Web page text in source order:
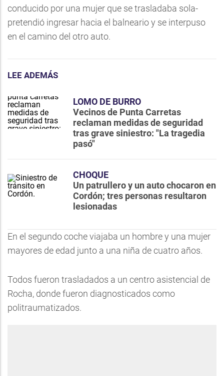
conducido por una mujer que se trasladaba sola-
pretendió ingresar hacia el balneario y se interpuso
en el camino del otro auto.
LEE ADEMÁS
LOMO DE BURRO
Vecinos de Punta Carretas
reclaman medidas de seguridad
tras grave siniestro: "La tragedia
pasó"
CHOQUE
Un patrullero y un auto chocaron en
Cordón; tres personas resultaron
lesionadas
En el segundo coche viajaba un hombre y una mujer
mayores de edad junto a una niña de cuatro años.
Todos fueron trasladados a un centro asistencial de
Rocha, donde fueron diagnosticados como
politraumatizados.